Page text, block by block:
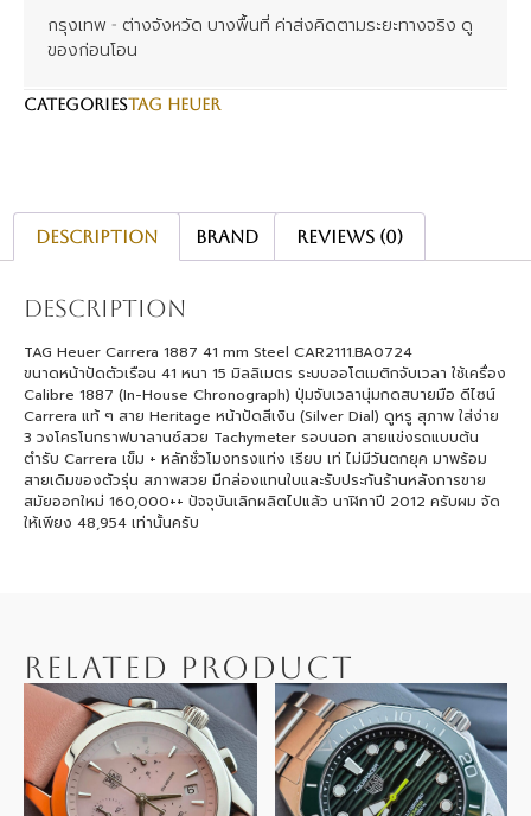
กรุงเทพ - ต่างจังหวัด บางพื้นที่ ค่าส่งคิดตามระยะทางจริง ดู
ของก่อนโอน
CATEGORIESTAG Heuer
Description Brand Reviews (0)
Description
TAG Heuer Carrera 1887 41 mm Steel CAR2111.BA0724
ขนาดหน้าปัดตัวเรือน 41 หนา 15 มิลลิเมตร ระบบออโตเมติกจับเวลา ใช้เครื่อง
Calibre 1887 (In-House Chronograph) ปุ่มจับเวลานุ่มกดสบายมือ ดีไซน์
Carrera แท้ ๆ สาย Heritage หน้าปัดสีเงิน (Silver Dial) ดูหรู สุภาพ ใส่ง่าย
3 วงโครโนกราฟบาลานซ์สวย Tachymeter รอบนอก สายแข่งรถแบบต้น
ตำรับ Carrera เข็ม + หลักชั่วโมงทรงแท่ง เรียบ เท่ ไม่มีวันตกยุค มาพร้อม
สายเดิมของตัวรุ่น สภาพสวย มีกล่องแทนใบและรับประกันร้านหลังการขาย
สมัยออกใหม่ 160,000++ ปัจจุบันเลิกผลิตไปแล้ว นาฬิกาปี 2012 ครับผม จัด
ให้เพียง 48,954 เท่านั้นครับ
RELATED PRODUCT